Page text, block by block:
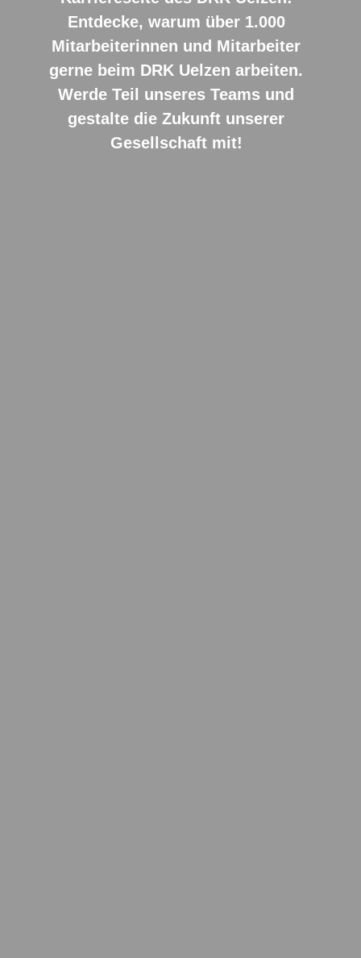
Entdecke, warum über 1.000
Mitarbeiterinnen und Mitarbeiter
gerne beim DRK Uelzen arbeiten.
Werde Teil unseres Teams und
gestalte die Zukunft unserer
Gesellschaft mit!